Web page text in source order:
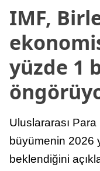
IMF,
yüzde 1
Uluslararası
büyümenin 2026
beklendiğini